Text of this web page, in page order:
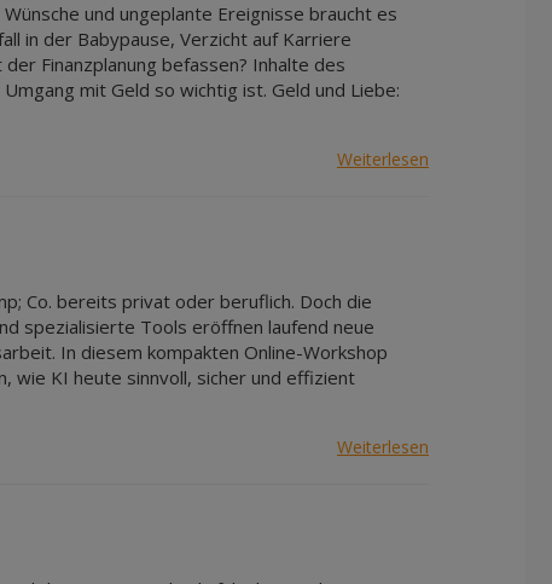
und ungeplante Ereignisse braucht es
in der Babypause, Verzicht auf Karriere
Finanzplanung befassen? Inhalte des
mit Geld so wichtig ist. Geld und Liebe:
Weiterlesen
Co. bereits privat oder beruflich. Doch die
spezialisierte Tools eröffnen laufend neue
In diesem kompakten Online-Workshop
wie KI heute sinnvoll, sicher und effizient
Weiterlesen